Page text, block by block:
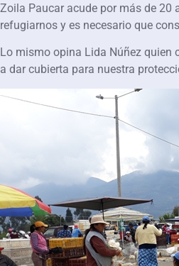
Zoila Paucar acude por más de 20
refugiarnos y es necesario que
Lo mismo opina Lida Núñez quien
a dar cubierta para nuestra